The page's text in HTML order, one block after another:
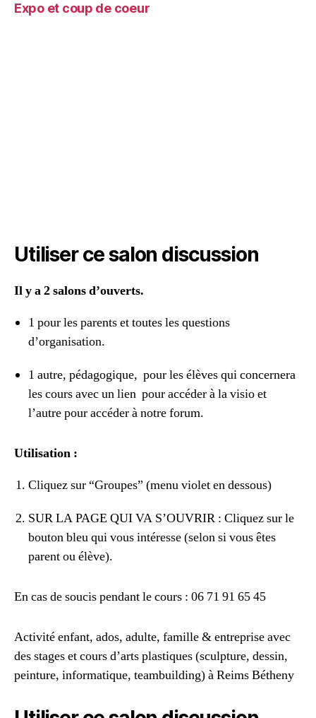
Expo et coup de coeur
Utiliser ce salon discussion
Il y a 2 salons d’ouverts.
1 pour les parents et toutes les questions
d’organisation.
1 autre, pédagogique, pour les élèves qui concernera
les cours avec un lien pour accéder à la visio et
l’autre pour accéder à notre forum.
Utilisation :
Cliquez sur “Groupes” (menu violet en dessous)
SUR LA PAGE QUI VA S’OUVRIR : Cliquez sur le
bouton bleu qui vous intéresse (selon si vous êtes
parent ou élève).
En cas de soucis pendant le cours : 06 71 91 65 45
Activité enfant, ados, adulte, famille & entreprise avec
des stages et cours d’arts plastiques (sculpture, dessin,
peinture, informatique, teambuilding) à Reims Bétheny